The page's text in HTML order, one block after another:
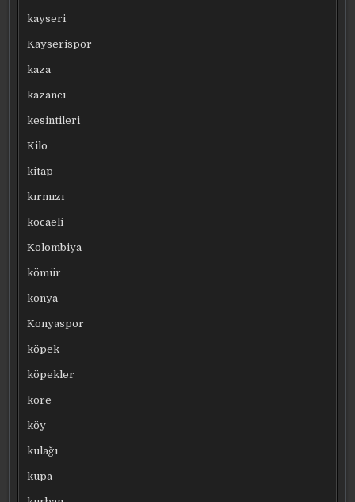
kayseri
Kayserispor
kaza
kazancı
kesintileri
Kilo
kitap
kırmızı
kocaeli
Kolombiya
kömür
konya
Konyaspor
köpek
köpekler
kore
köy
kulağı
kupa